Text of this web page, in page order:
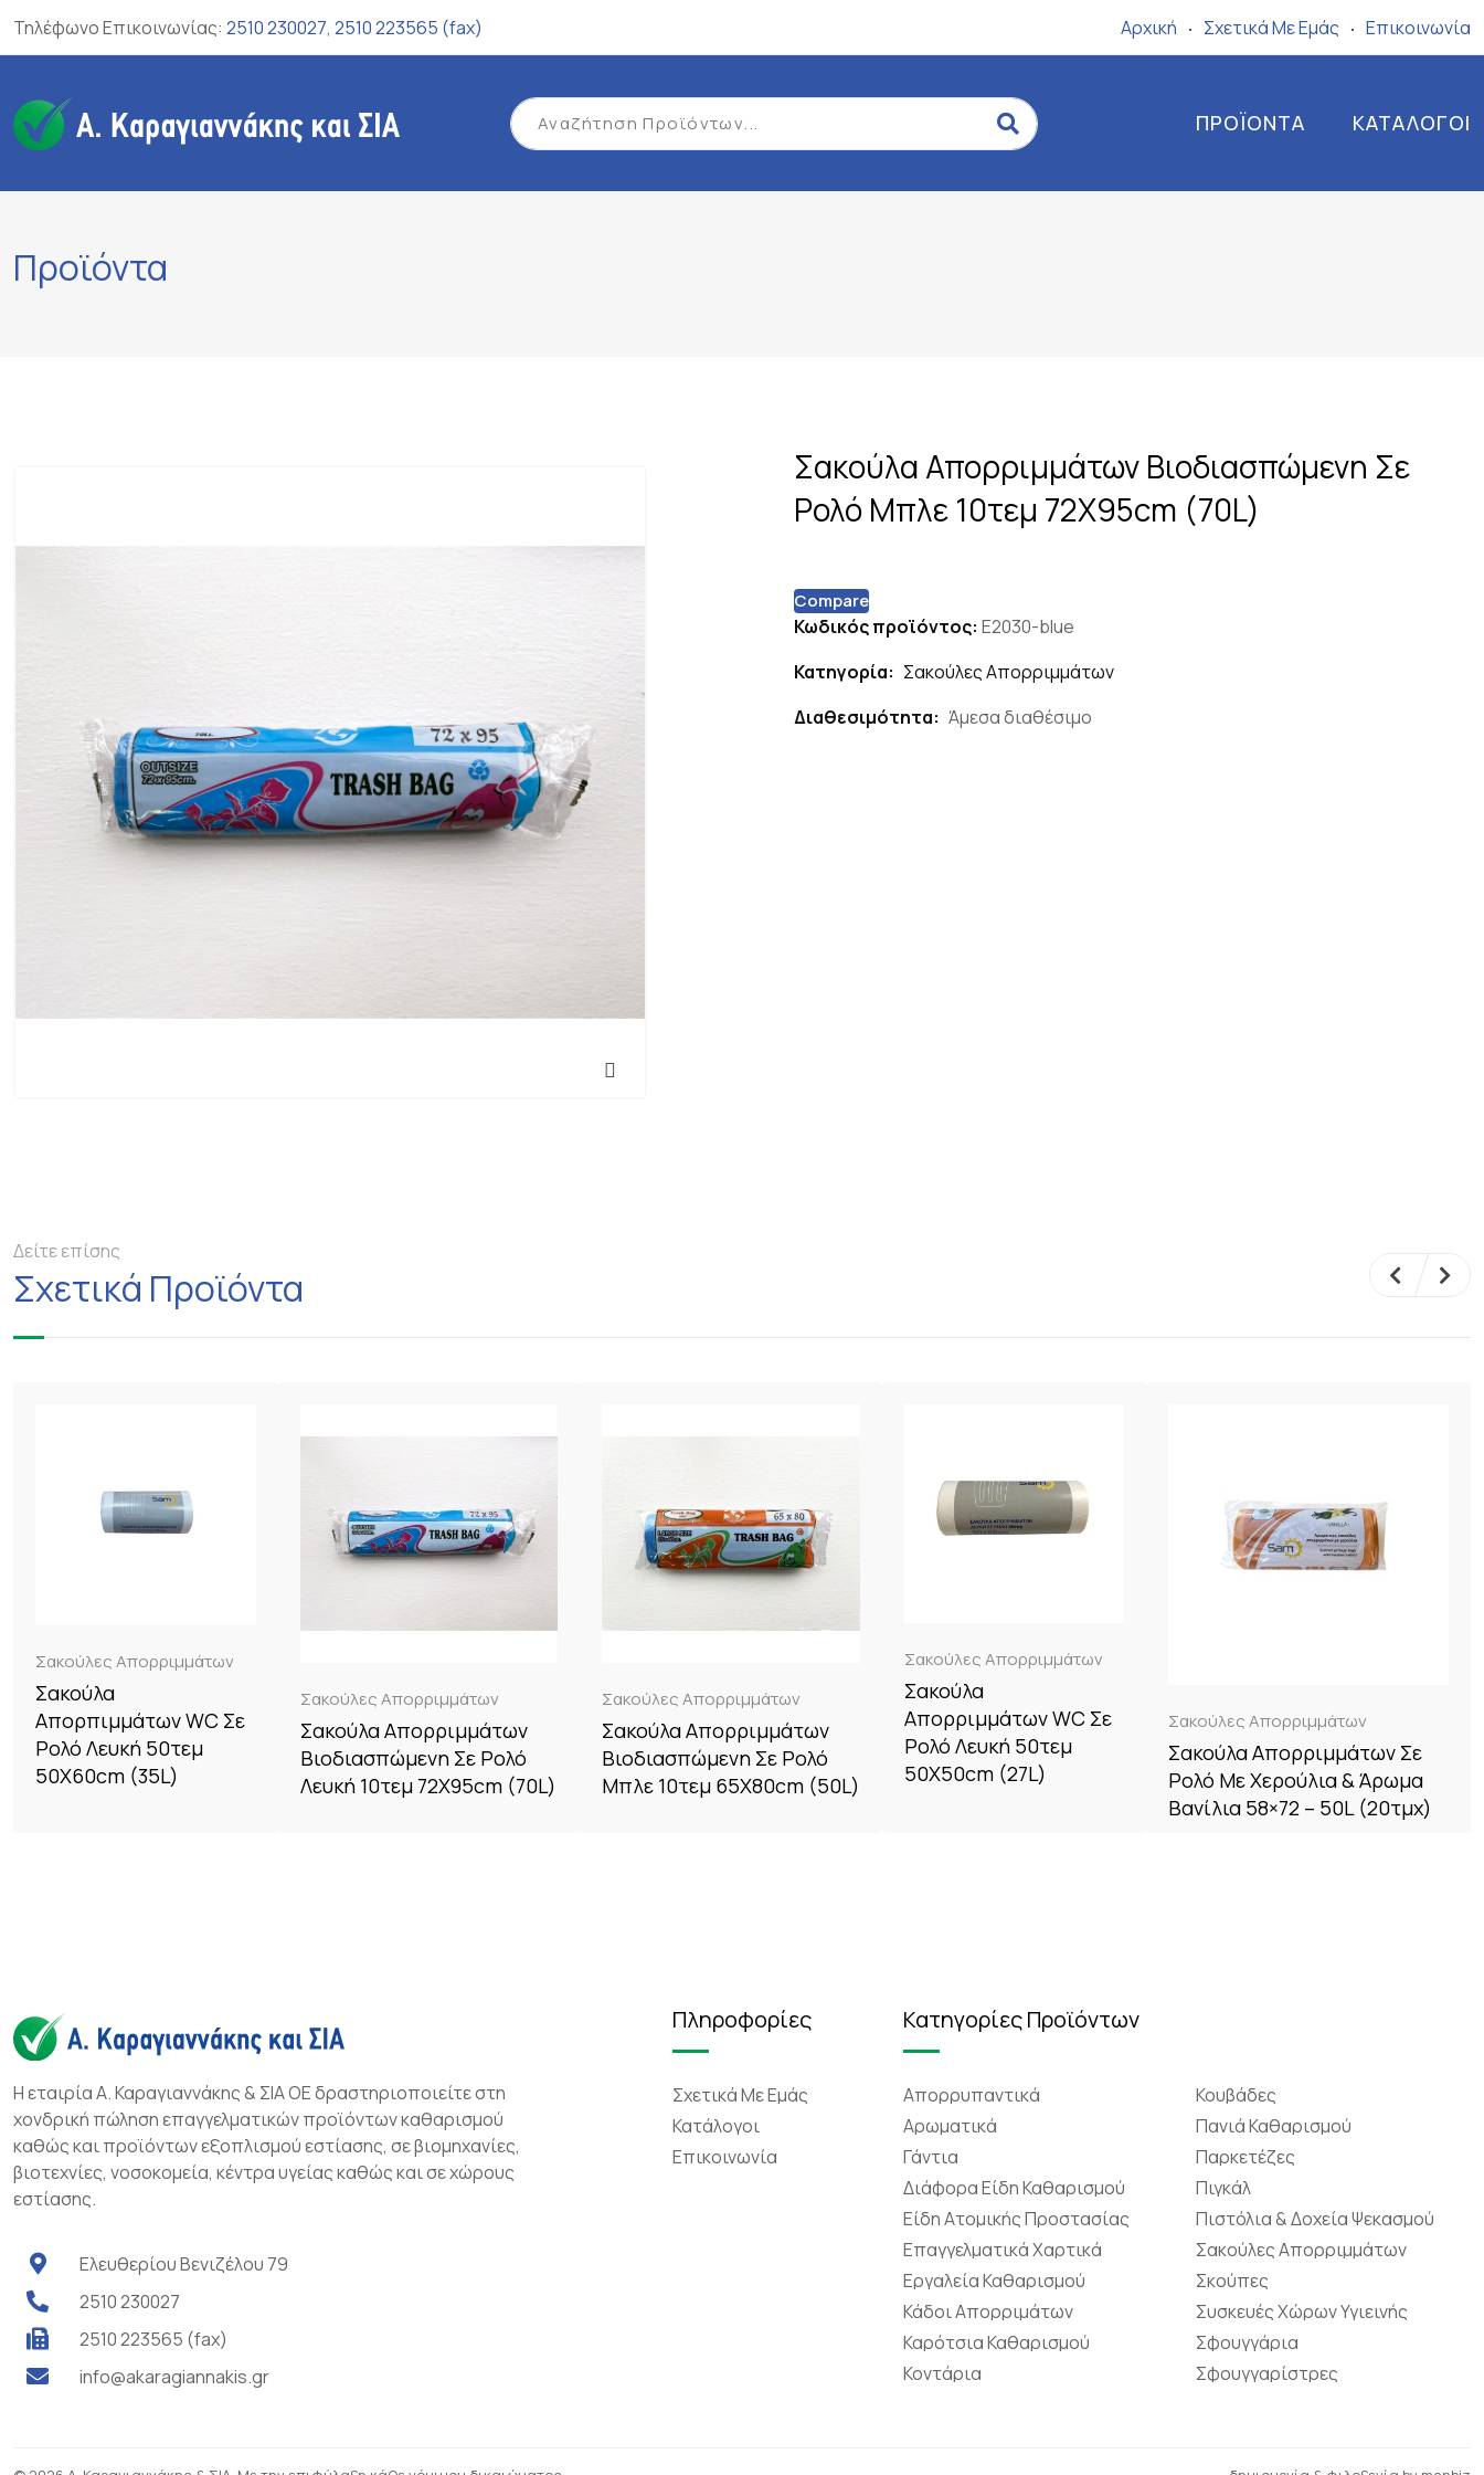
Τηλέφωνο Επικοινωνίας: 2510 230027, 2510 223565 (fax) Αρχική Σχετικά Mε Eμάς Επικοινωνία
ΠΡΟΪΌΝΤΑ ΚΑΤΆΛΟΓΟΙ
Προϊόντα
Σακούλα Απορριμμάτων Βιοδιασπώμενη Σε
Ρολό Μπλε 10τεμ 72X95cm (70L)
Compare
Κωδικός προϊόντος: E2030-blue
Κατηγορία: Σακούλες Απορριμμάτων
Διαθεσιμότητα: Άμεσα διαθέσιμο
Δείτε επίσης
Σχετικά Προϊόντα
Σακούλες Απορριμμάτων
Σακούλα
Απορπιμμάτων WC Σε
Ρολό Λευκή 50τεμ
50X60cm (35L)
Σακούλες Απορριμμάτων
Σακούλα Απορριμμάτων
Βιοδιασπώμενη Σε Ρολό
Λευκή 10τεμ 72X95cm (70L)
Σακούλες Απορριμμάτων
Σακούλα Απορριμμάτων
Βιοδιασπώμενη Σε Ρολό
Μπλε 10τεμ 65X80cm (50L)
Σακούλες Απορριμμάτων
Σακούλα
Απορριμμάτων WC Σε
Ρολό Λευκή 50τεμ
50X50cm (27L)
Σακούλες Απορριμμάτων
Σακούλα Απορριμμάτων Σε
Ρολό Με Χερούλια & Άρωμα
Βανίλια 58×72 – 50L (20τμχ)
Η εταιρία Α. Καραγιαννάκης & ΣΙΑ ΟΕ δραστηριοποιείτε στη
χονδρική πώληση επαγγελματικών προϊόντων καθαρισμού
καθώς και προϊόντων εξοπλισμού εστίασης, σε βιομηχανίες,
βιοτεχνίες, νοσοκομεία, κέντρα υγείας καθώς και σε χώρους
εστίασης.
Ελευθερίου Βενιζέλου 79
2510 230027
2510 223565 (fax)
info@akaragiannakis.gr
Πληροφορίες
Σχετικά Mε Eμάς
Κατάλογοι
Επικοινωνία
Κατηγορίες Προϊόντων
Απορρυπαντικά
Αρωματικά
Γάντια
Διάφορα Είδη Καθαρισμού
Είδη Ατομικής Προστασίας
Επαγγελματικά Χαρτικά
Εργαλεία Καθαρισμού
Κάδοι Απορριμάτων
Καρότσια Καθαρισμού
Κοντάρια
Κουβάδες
Πανιά Καθαρισμού
Παρκετέζες
Πιγκάλ
Πιστόλια & Δοχεία Ψεκασμού
Σακούλες Απορριμμάτων
Σκούπες
Συσκευές Χώρων Υγιεινής
Σφουγγάρια
Σφουγγαρίστρες